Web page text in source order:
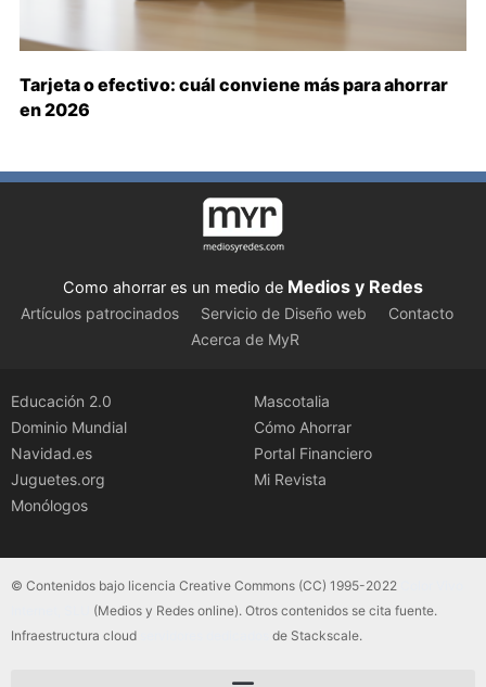
Tarjeta o efectivo: cuál conviene más para ahorrar
en 2026
Como ahorrar es un medio de Medios y Redes
Artículos patrocinados Servicio de Diseño web
Contacto
Acerca de MyR
Educación 2.0
Dominio Mundial
Navidad.es
Juguetes.org
Monólogos
Mascotalia
Cómo Ahorrar
Portal Financiero
Mi Revista
© Contenidos bajo licencia Creative Commons (CC) 1995-2022
(Medios y Redes online). Otros contenidos se cita fuente.
Infraestructura cloud
de Stackscale.